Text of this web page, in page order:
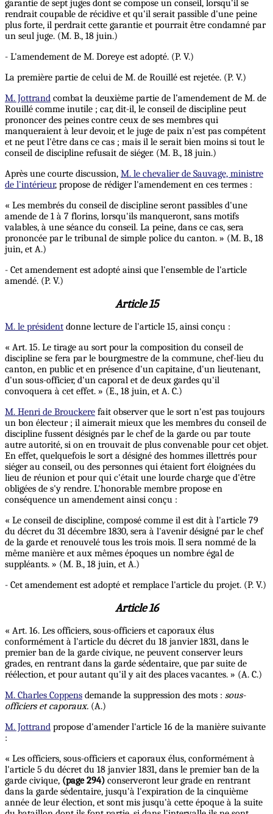
garantie de sept juges dont se compose un conseil, lorsqu'il se
rendrait coupable de récidive et qu'il serait passible d'une peine
plus forte, il perdrait cette garantie et pourrait être condamné par
un seul juge. (M. B., 18 juin.)
- L'amendement de M. Doreye est adopté. (P. V.)
La première partie de celui de M. de Rouillé est rejetée. (P. V.)
M. Jottrand combat la deuxième partie de l’amendement de M. de
Rouillé comme inutile ; car, dit-il, le conseil de discipline peut
prononcer des peines contre ceux de ses membres qui
manqueraient à leur devoir, et le juge de paix n'est pas compétent
et ne peut l'être dans ce cas ; mais il le serait bien moins si tout le
conseil de discipline refusait de siéger. (M. B., 18 juin.)
Après une courte discussion, M. le chevalier de Sauvage, ministre
de l'intérieur, propose de rédiger l'amendement en ces termes :
« Les membrés du conseil de discipline seront passibles d'une
amende de 1 à 7 florins, lorsqu'ils manqueront, sans motifs
valables, à une séance du conseil. La peine, dans ce cas, sera
prononcée par le tribunal de simple police du canton. » (M. B., 18
juin, et A.)
- Cet amendement est adopté ainsi que l'ensemble de l'article
amendé. (P. V.)
Article 15
M. le président donne lecture de l'article 15, ainsi conçu :
« Art. 15. Le tirage au sort pour la composition du conseil de
discipline se fera par le bourgmestre de la commune, chef-lieu du
canton, en public et en présence d'un capitaine, d'un lieutenant,
d'un sous-officier, d'un caporal et de deux gardes qu'il
convoquera à cet effet. » (E., 18 juin, et A. C.)
M. Henri de Brouckere fait observer que le sort n'est pas toujours
un bon électeur ; il aimerait mieux que les membres du conseil de
discipline fussent désignés par le chef de la garde ou par toute
autre autorité, si on en trouvait de plus convenable pour cet objet.
En effet, quelquefois le sort a désigné des hommes illettrés pour
siéger au conseil, ou des personnes qui étaient fort éloignées du
lieu de réunion et pour qui c'était une lourde charge que d'être
obligées de s'y rendre. L'honorable membre propose en
conséquence un amendement ainsi conçu :
« Le conseil de discipline, composé comme il est dit à l'article 79
du décret du 31 décembre 1830, sera à l'avenir désigné par le chef
de la garde et renouvelé tous les trois mois. Il sera nommé de la
même manière et aux mêmes époques un nombre égal de
suppléants. » (M. B., 18 juin, et A.)
- Cet amendement est adopté et remplace l'article du projet. (P. V.)
Article 16
« Art. 16. Les officiers, sous-officiers et caporaux élus
conformément à l'article du décret du 18 janvier 1831, dans le
premier ban de la garde civique, ne peuvent conserver leurs
grades, en rentrant dans la garde sédentaire, que par suite de
réélection, et pour autant qu'il y ait des places vacantes. » (A. C.)
M. Charles Coppens demande la suppression des mots : sous-
officiers et caporaux. (A.)
M. Jottrand propose d'amender l'article 16 de la manière suivante
:
« Les officiers, sous-officiers et caporaux élus, conformément à
l'article 5 du décret du 18 janvier 1831, dans le premier ban de la
garde civique, (page 294) conserveront leur grade en rentrant
dans la garde sédentaire, jusqu'à l'expiration de la cinquième
année de leur élection, et sont mis jusqu'à cette époque à la suite